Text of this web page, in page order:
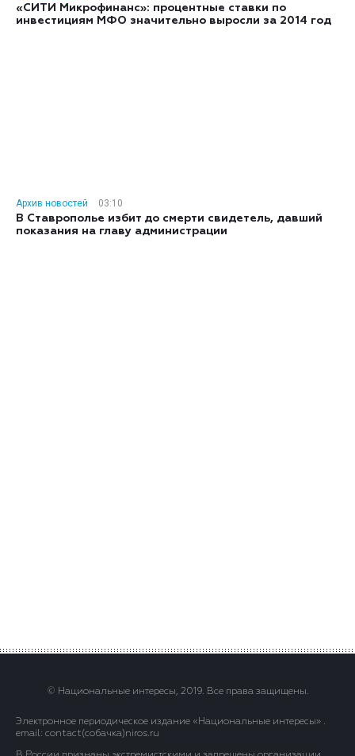
«СИТИ Микрофинанс»: процентные ставки по
инвестициям МФО значительно выросли за 2014 год
Архив новостей
03:10
В Ставрополье избит до смерти свидетель, давший
показания на главу администрации
© Национальные интересы, 2019. Все права защищены.
Электронное периодическое издание «Национальные интересы» .
email: contact(сoбaчка)niros.ru